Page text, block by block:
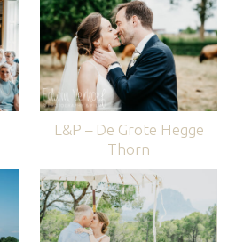
L&P – De Grote Hegge
Thorn